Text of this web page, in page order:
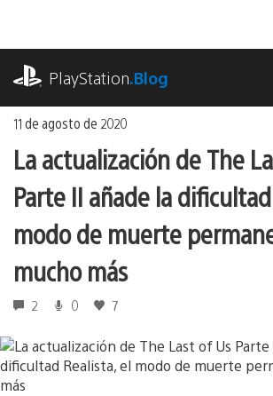
contenido
PlayStation.Blog
11 de agosto de 2020
La actualización de The
Parte II añade la
modo de muerte
mucho más
2 0 7